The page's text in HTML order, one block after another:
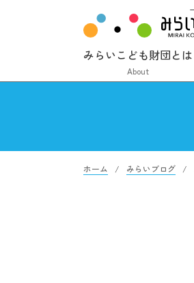
みらいこども財団とは
About
ホーム みらいブログ